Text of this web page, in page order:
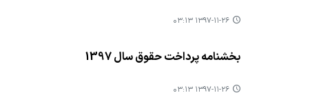
۱۳۹۷-۱۱-۲۶ ۰۳:۱۳
بخشنامه پرداخت حقوق سال 1397
۱۳۹۷-۱۱-۲۶ ۰۳:۱۳